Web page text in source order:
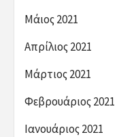
Μάιος 2021
Απρίλιος 2021
Μάρτιος 2021
Φεβρουάριος 2021
Ιανουάριος 2021